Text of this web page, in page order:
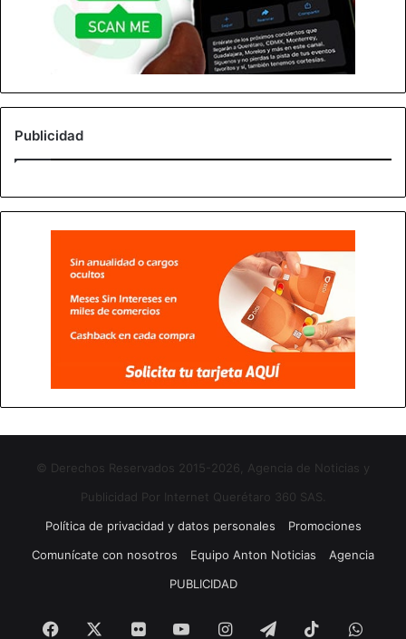
Publicidad
© Derechos Reservados 2015-2026, Agencia de Noticias y
Publicidad Por Internet Querétaro 360 SAS.
Política de privacidad y datos personales
Promociones
Comunícate con nosotros
Equipo Anton Noticias
Agencia
PUBLICIDAD
Facebook Flickr YouTubeInstagramTelegramTikTok